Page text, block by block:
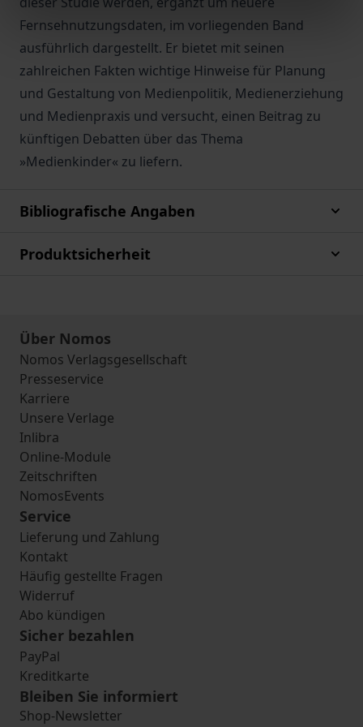
Fernsehnutzungsdaten, im vorliegenden Band
ausführlich dargestellt. Er bietet mit seinen
zahlreichen Fakten wichtige Hinweise für Planung
und Gestaltung von Medienpolitik, Medienerziehung
und Medienpraxis und versucht, einen Beitrag zu
künftigen Debatten über das Thema
»Medienkinder« zu liefern.
Bibliografische Angaben
Produktsicherheit
Über Nomos
Nomos Verlagsgesellschaft
Presseservice
Karriere
Unsere Verlage
Inlibra
Online-Module
Zeitschriften
NomosEvents
Service
Lieferung und Zahlung
Kontakt
Häufig gestellte Fragen
Widerruf
Abo kündigen
Sicher bezahlen
PayPal
Kreditkarte
Bleiben Sie informiert
Shop-Newsletter